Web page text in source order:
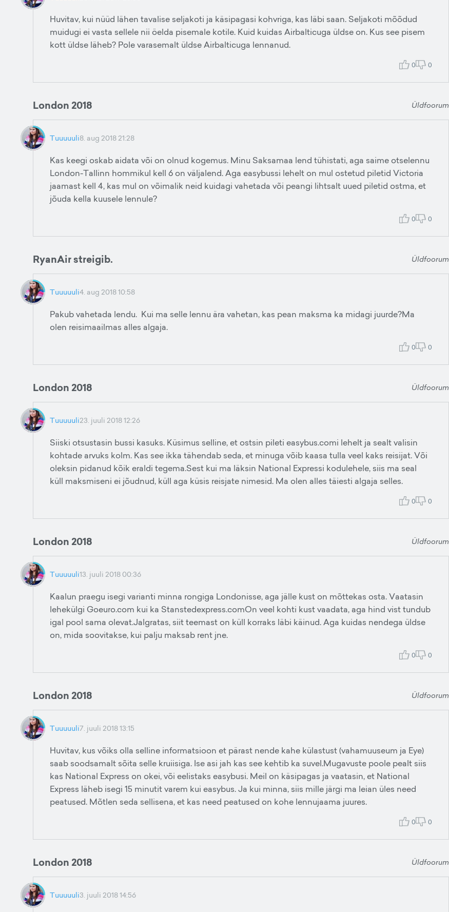
Huvitav, kui nüüd lähen tavalise seljakoti ja käsipagasi kohvriga, kas läbi saan. Seljakoti mõõdud
muidugi ei vasta sellele nii öelda pisemale kotile. Kuid kuidas Airbalticuga üldse on. Kus see pisem
kott üldse läheb? Pole varasemalt üldse Airbalticuga lennanud.
0 0
London 2018 Üldfoorum
Tuuuuuli8. aug 2018 21:28
Kas keegi oskab aidata või on olnud kogemus. Minu Saksamaa lend tühistati, aga saime otselennu
London-Tallinn hommikul kell 6 on väljalend. Aga easybussi lehelt on mul ostetud piletid Victoria
jaamast kell 4, kas mul on võimalik neid kuidagi vahetada või peangi lihtsalt uued piletid ostma, et
jõuda kella kuusele lennule?
0 0
RyanAir streigib. Üldfoorum
Tuuuuuli4. aug 2018 10:58
Pakub vahetada lendu. Kui ma selle lennu ära vahetan, kas pean maksma ka midagi juurde?Ma
olen reisimaailmas alles algaja.
0 0
London 2018 Üldfoorum
Tuuuuuli23. juuli 2018 12:26
Siiski otsustasin bussi kasuks. Küsimus selline, et ostsin pileti easybus.comi lehelt ja sealt valisin
kohtade arvuks kolm. Kas see ikka tähendab seda, et minuga võib kaasa tulla veel kaks reisijat. Või
oleksin pidanud kõik eraldi tegema.Sest kui ma läksin National Expressi kodulehele, siis ma seal
küll maksmiseni ei jõudnud, küll aga küsis reisjate nimesid. Ma olen alles täiesti algaja selles.
0 0
London 2018 Üldfoorum
Tuuuuuli13. juuli 2018 00:36
Kaalun praegu isegi varianti minna rongiga Londonisse, aga jälle kust on mõttekas osta. Vaatasin
lehekülgi Goeuro.com kui ka Stanstedexpress.comOn veel kohti kust vaadata, aga hind vist tundub
igal pool sama olevat.Jalgratas, siit teemast on küll korraks läbi käinud. Aga kuidas nendega üldse
on, mida soovitakse, kui palju maksab rent jne.
0 0
London 2018 Üldfoorum
Tuuuuuli7. juuli 2018 13:15
Huvitav, kus võiks olla selline informatsioon et pärast nende kahe külastust (vahamuuseum ja Eye)
saab soodsamalt sõita selle kruiisiga. Ise asi jah kas see kehtib ka suvel.Mugavuste poole pealt siis
kas National Express on okei, või eelistaks easybusi. Meil on käsipagas ja vaatasin, et National
Express läheb isegi 15 minutit varem kui easybus. Ja kui minna, siis mille järgi ma leian üles need
peatused. Mõtlen seda sellisena, et kas need peatused on kohe lennujaama juures.
0 0
London 2018 Üldfoorum
Tuuuuuli3. juuli 2018 14:56